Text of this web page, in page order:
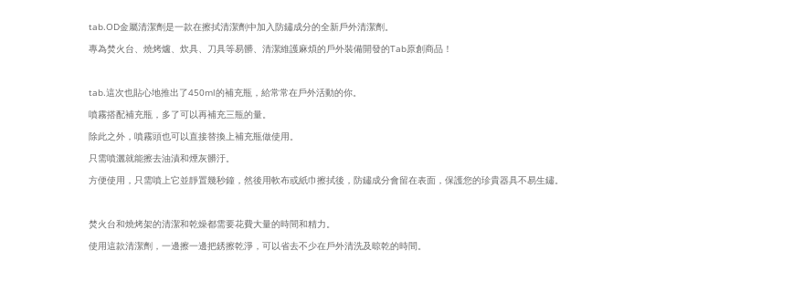
tab.OD金屬清潔劑是一款在擦拭清潔劑中加入防鏽成分的全新戶外清潔劑。
專為焚火台、燒烤爐、炊具、刀具等易髒、清潔維護麻煩的戶外裝備開發的Tab原創商品！
tab.這次也貼心地推出了450ml的補充瓶，給常常在戶外活動的你。
噴霧搭配補充瓶，多了可以再補充三瓶的量。
除此之外，噴霧頭也可以直接替換上補充瓶做使用。
只需噴灑就能擦去油漬和煙灰髒汙。
方便使用，只需噴上它並靜置幾秒鐘，然後用軟布或紙巾擦拭後，防鏽成分會留在表面，保護您的珍貴器具不易生鏽。
焚火台和燒烤架的清潔和乾燥都需要花費大量的時間和精力。
使用這款清潔劑，一邊擦一邊把銹擦乾淨，可以省去不少在戶外清洗及晾乾的時間。